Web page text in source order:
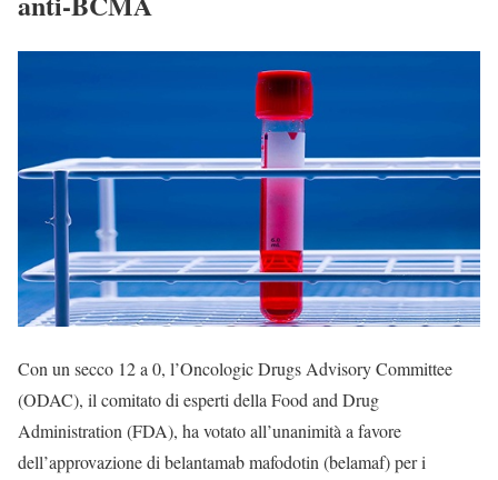
Con un secco 12 a 0, l’Oncologic Drugs Advisory Committee
(ODAC), il comitato di esperti della Food and Drug
Administration (FDA), ha votato all’unanimità a favore
dell’approvazione di belantamab mafodotin (belamaf) per i